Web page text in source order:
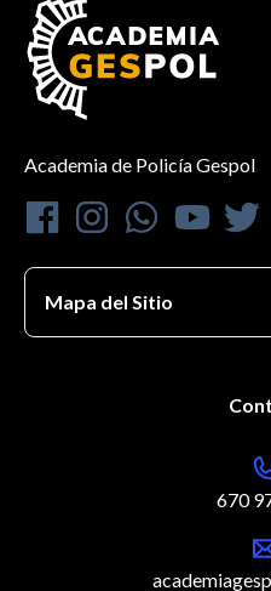
Academia de Policía Gespol
Mapa del Sitio
670